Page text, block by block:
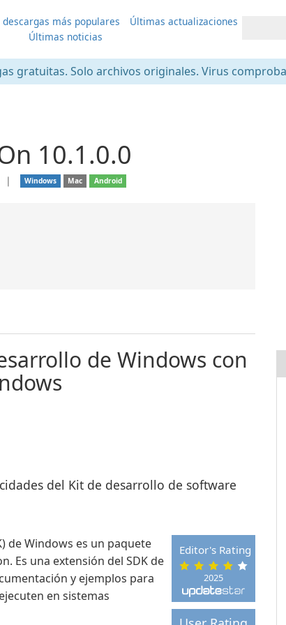
descargas más populares
Últimas actualizaciones
Últimas noticias
gratuitas. Solo archivos originales. Virus
10.1.0.0
❘ Windows Mac Android
de Windows con
del Kit de desarrollo de software
2025
Editor's Rating
de Windows es un paquete
Es una extensión del SDK de
y ejemplos para
en sistemas